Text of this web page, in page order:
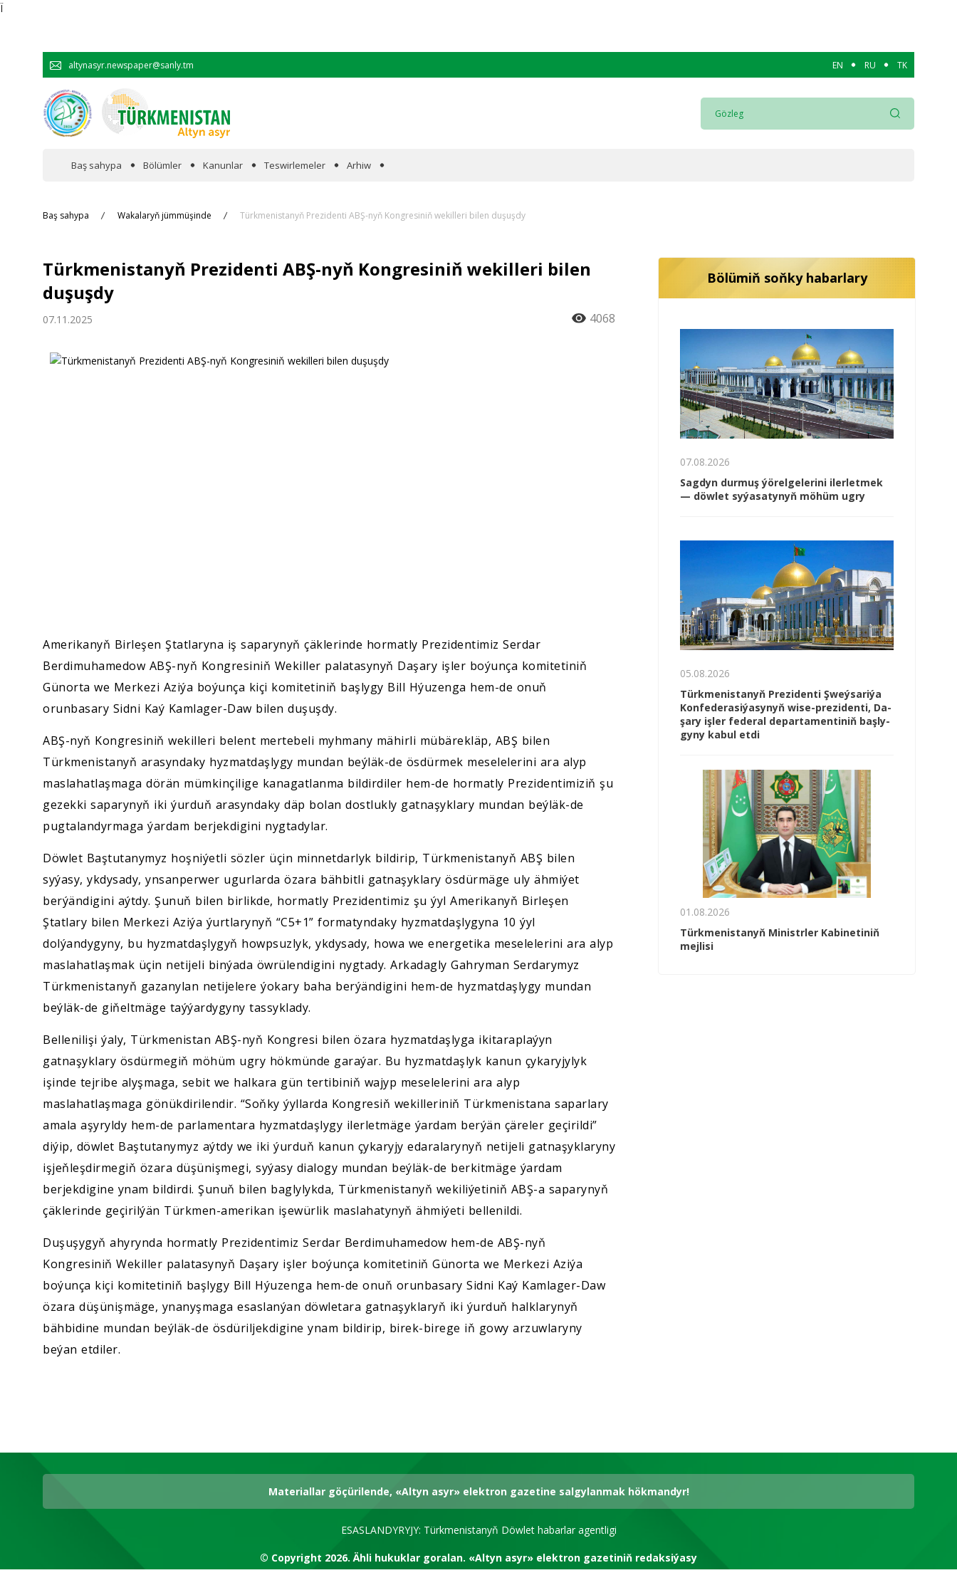
Ï
altynasyr.newspaper@sanly.tm EN RU TK
Baş sahypa Bölümler
Hyzmatdaşlyk
Jemgyýet
Kanunlar Teswirlemeler Arhiw
Baş sahypa Wakalaryň jümmüşinde Türkmenistanyň Prezidenti ABŞ-nyň Kongresiniň wekilleri bilen duşuşdy
Türkmenistanyň Prezidenti ABŞ-nyň Kongresiniň wekilleri bilen
duşuşdy
07.11.2025 4068
Amerikanyň Birleşen Ştatlaryna iş saparynyň çäklerinde hormatly Prezidentimiz Serdar
Berdimuhamedow ABŞ-nyň Kongresiniň Wekiller palatasynyň Daşary işler boýunça komitetiniň
Günorta we Merkezi Aziýa boýunça kiçi komitetiniň başlygy Bill Hýuzenga hem-de onuň
orunbasary Sidni Kaý Kamlager-Daw bilen duşuşdy.
ABŞ-nyň Kongresiniň wekilleri belent mertebeli myhmany mähirli mübärekläp, ABŞ bilen
Türkmenistanyň arasyndaky hyzmatdaşlygy mundan beýläk-de ösdürmek meselelerini ara alyp
maslahatlaşmaga dörän mümkinçilige kanagatlanma bildirdiler hem-de hormatly Prezidentimiziň şu
gezekki saparynyň iki ýurduň arasyndaky däp bolan dostlukly gatnaşyklary mundan beýläk-de
pugtalandyrmaga ýardam berjekdigini nygtadylar.
Döwlet Baştutanymyz hoşniýetli sözler üçin minnetdarlyk bildirip, Türkmenistanyň ABŞ bilen
syýasy, ykdysady, ynsanperwer ugurlarda özara bähbitli gatnaşyklary ösdürmäge uly ähmiýet
berýändigini aýtdy. Şunuň bilen birlikde, hormatly Prezidentimiz şu ýyl Amerikanyň Birleşen
Ştatlary bilen Merkezi Aziýa ýurtlarynyň “C5+1” formatyndaky hyzmatdaşlygyna 10 ýyl
dolýandygyny, bu hyzmatdaşlygyň howpsuzlyk, ykdysady, howa we energetika meselelerini ara alyp
maslahatlaşmak üçin netijeli binýada öwrülendigini nygtady. Arkadagly Gahryman Serdarymyz
Türkmenistanyň gazanylan netijelere ýokary baha berýändigini hem-de hyzmatdaşlygy mundan
beýläk-de giňeltmäge taýýardygyny tassyklady.
Bellenilişi ýaly, Türkmenistan ABŞ-nyň Kongresi bilen özara hyzmatdaşlyga ikitaraplaýyn
gatnaşyklary ösdürmegiň möhüm ugry hökmünde garaýar. Bu hyzmatdaşlyk kanun çykaryjylyk
işinde tejribe alyşmaga, sebit we halkara gün tertibiniň wajyp meselelerini ara alyp
maslahatlaşmaga gönükdirilendir. “Soňky ýyllarda Kongresiň wekilleriniň Türkmenistana saparlary
amala aşyryldy hem-de parlamentara hyzmatdaşlygy ilerletmäge ýardam berýän çäreler geçirildi”
diýip, döwlet Baştutanymyz aýtdy we iki ýurduň kanun çykaryjy edaralarynyň netijeli gatnaşyklaryny
işjeňleşdirmegiň özara düşünişmegi, syýasy dialogy mundan beýläk-de berkitmäge ýardam
berjekdigine ynam bildirdi. Şunuň bilen baglylykda, Türkmenistanyň wekiliýetiniň ABŞ-a saparynyň
çäklerinde geçirilýän Türkmen-amerikan işewürlik maslahatynyň ähmiýeti bellenildi.
Duşuşygyň ahyrynda hormatly Prezidentimiz Serdar Berdimuhamedow hem-de ABŞ-nyň
Kongresiniň Wekiller palatasynyň Daşary işler boýunça komitetiniň Günorta we Merkezi Aziýa
boýunça kiçi komitetiniň başlygy Bill Hýuzenga hem-de onuň orunbasary Sidni Kaý Kamlager-Daw
özara düşünişmäge, ynanyşmaga esaslanýan döwletara gatnaşyklaryň iki ýurduň halklarynyň
bähbidine mundan beýläk-de ösdüriljekdigine ynam bildirip, birek-birege iň gowy arzuwlaryny
beýan etdiler.
Bölümiň soňky habarlary
07.08.2026
Sagdyn durmuş ýörelgelerini ilerletmek
— döwlet syýasatynyň möhüm ugry
05.08.2026
Türk­me­nis­ta­nyň Prezidenti Şweý­sa­ri­ýa
Kon­fe­de­ra­si­ýa­sy­nyň wi­se-prezidenti, Da­
şa­ry iş­ler fe­de­ral de­par­ta­men­ti­niň baş­ly­
gy­ny ka­bul et­di
01.08.2026
Türkmenistanyň Ministrler Kabinetiniň
mejlisi
Materiallar göçürilende, «Altyn asyr» elektron gazetine salgylanmak hökmandyr!
ESASLANDYRYJY: Türkmenistanyň Döwlet habarlar agentligi
© Copyright 2026.Ähli hukuklar goralan. «Altyn asyr» elektron gazetiniň redaksiýasy